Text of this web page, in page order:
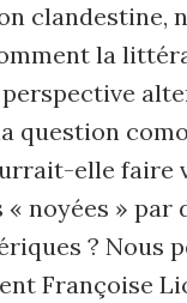
clandestine,
la
question
elle faire
noyées » par
? Nous
Françoise